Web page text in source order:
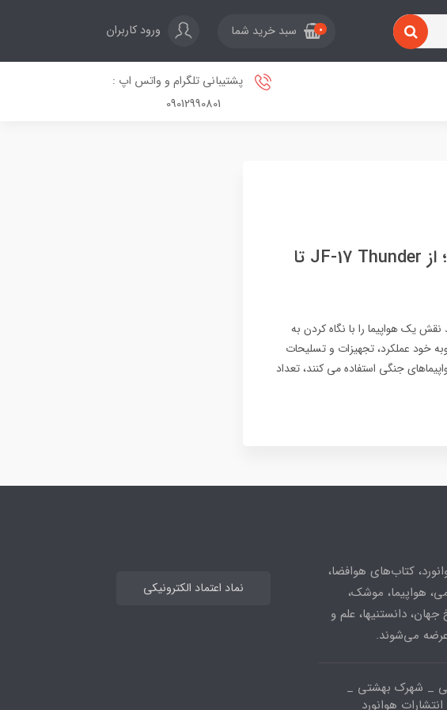
0 سبد خرید شما ورود کاربران
پشتیبانی تلگرام و واتس اپ :
09012990801
۱۰ جت جنگنده جهان که بیشترین برد رزمی را دارند؛ از JF-17 Thunder تا
یک هواپیما را با نگاه کردن به
خود عملکرد، تجهیزات و تسلیحات
جنگی استفاده می کنند، تعداد
کتاب‌های هوافضا،
هواپیما، موشک،
جهان، دانستنیها، علم و
می‌شوند.
_ شهرک بهشتی _
نماد اعتماد الکترونیکی